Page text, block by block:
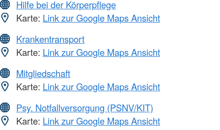
Hilfe bei der Körperpflege
Karte: Link zur Google Maps Ansicht
Krankentransport
Karte: Link zur Google Maps Ansicht
Mitgliedschaft
Karte: Link zur Google Maps Ansicht
Psy. Notfallversorgung (PSNV/KIT)
Karte: Link zur Google Maps Ansicht